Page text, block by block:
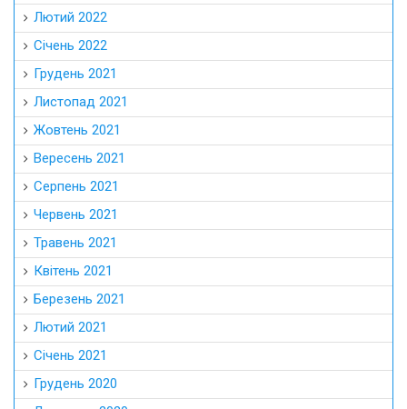
Лютий 2022
Січень 2022
Грудень 2021
Листопад 2021
Жовтень 2021
Вересень 2021
Серпень 2021
Червень 2021
Травень 2021
Квітень 2021
Березень 2021
Лютий 2021
Січень 2021
Грудень 2020